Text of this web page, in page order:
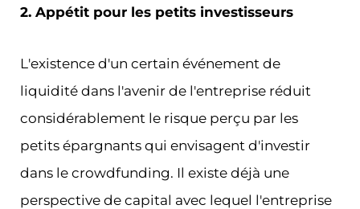
2. Appétit pour les petits investisseurs
L'existence d'un certain événement de
liquidité dans l'avenir de l'entreprise réduit
considérablement le risque perçu par les
petits épargnants qui envisagent d'investir
dans le crowdfunding. Il existe déjà une
perspective de capital avec lequel l'entreprise